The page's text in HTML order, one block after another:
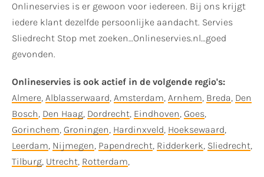
Onlineservies is er gewoon voor iedereen. Bij ons krijgt
iedere klant dezelfde persoonlijke aandacht. Servies
Sliedrecht Stop met zoeken…Onlineservies.nl…goed
gevonden.
Onlineservies is ook actief in de volgende regio's:
Almere, Alblasserwaard, Amsterdam, Arnhem, Breda, Den
Bosch, Den Haag, Dordrecht, Eindhoven, Goes,
Gorinchem, Groningen, Hardinxveld, Hoeksewaard,
Leerdam, Nijmegen, Papendrecht, Ridderkerk, Sliedrecht,
Tilburg, Utrecht, Rotterdam,